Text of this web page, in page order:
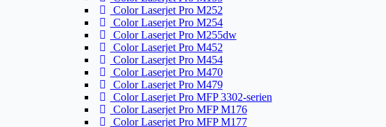
Color Laserjet Pro M252
Color Laserjet Pro M254
Color Laserjet Pro M255dw
Color Laserjet Pro M452
Color Laserjet Pro M454
Color Laserjet Pro M470
Color Laserjet Pro M479
Color Laserjet Pro MFP 3302-serien
Color Laserjet Pro MFP M176
Color Laserjet Pro MFP M177